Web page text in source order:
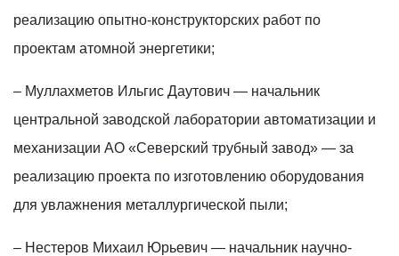
реализацию опытно-конструкторских работ по
проектам атомной энергетики;
– Муллахметов Ильгис Даутович — начальник
центральной заводской лаборатории автоматизации и
механизации АО «Северский трубный завод» — за
реализацию проекта по изготовлению оборудования
для увлажнения металлургической пыли;
– Нестеров Михаил Юрьевич — начальник научно-